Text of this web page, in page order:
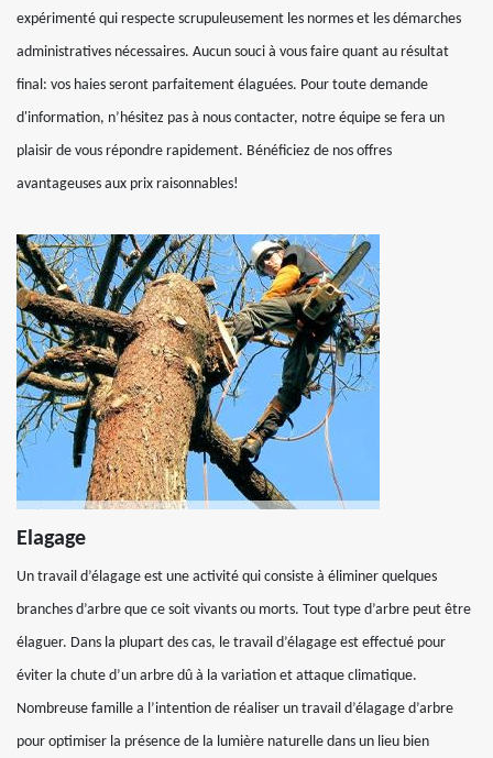
expérimenté qui respecte scrupuleusement les normes et les démarches
administratives nécessaires. Aucun souci à vous faire quant au résultat
final: vos haies seront parfaitement élaguées. Pour toute demande
d'information, n’hésitez pas à nous contacter, notre équipe se fera un
plaisir de vous répondre rapidement. Bénéficiez de nos offres
avantageuses aux prix raisonnables!
Elagage
Un travail d’élagage est une activité qui consiste à éliminer quelques
branches d’arbre que ce soit vivants ou morts. Tout type d’arbre peut être
élaguer. Dans la plupart des cas, le travail d’élagage est effectué pour
éviter la chute d’un arbre dû à la variation et attaque climatique.
Nombreuse famille a l’intention de réaliser un travail d’élagage d’arbre
pour optimiser la présence de la lumière naturelle dans un lieu bien